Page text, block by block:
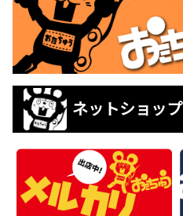
ネットショップ